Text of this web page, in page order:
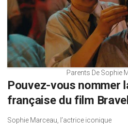
Parents De Sophie
Pouvez-vous nommer
française du film
Sophie Marceau, l’actrice iconique